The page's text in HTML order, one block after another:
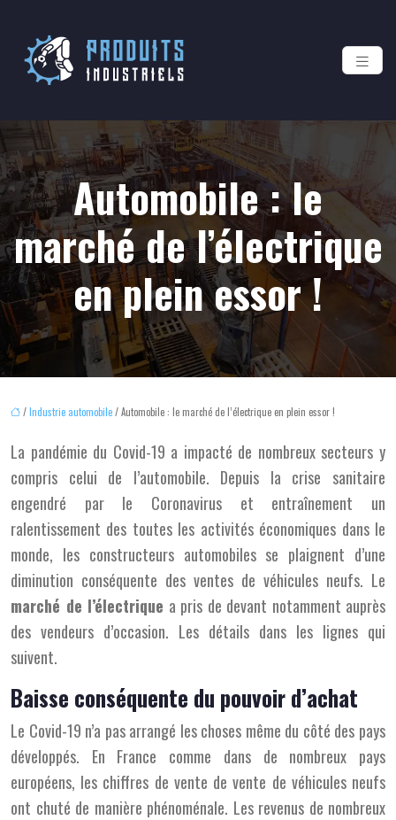
Automobile : le
marché de l’électrique
en plein essor !
/Industrie automobile/ Automobile : le marché de l’électrique en plein essor !
La pandémie du Covid-19 a impacté de nombreux secteurs y
compris celui de l’automobile. Depuis la crise sanitaire
engendré par le Coronavirus et entraînement un
ralentissement des toutes les activités économiques dans le
monde, les constructeurs automobiles se plaignent d’une
diminution conséquente des ventes de véhicules neufs. Le
marché de l’électrique a pris de devant notamment auprès
des vendeurs d’occasion. Les détails dans les lignes qui
suivent.
Baisse conséquente du pouvoir d’achat
Le Covid-19 n’a pas arrangé les choses même du côté des pays
développés. En France comme dans de nombreux pays
européens, les chiffres de vente de vente de véhicules neufs
ont chuté de manière phénoménale. Les revenus de nombreux